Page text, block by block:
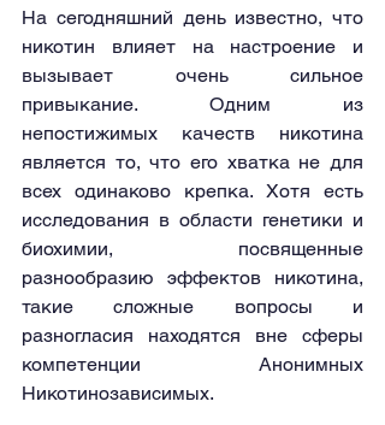
На сегодняшний день известно, что
никотин влияет на настроение и
вызывает очень сильное
привыкание. Одним из
непостижимых качеств никотина
является то, что его хватка не для
всех одинаково крепка. Хотя есть
исследования в области генетики и
биохимии, посвященные
разнообразию эффектов никотина,
такие сложные вопросы и
разногласия находятся вне сферы
компетенции Анонимных
Никотинозависимых.